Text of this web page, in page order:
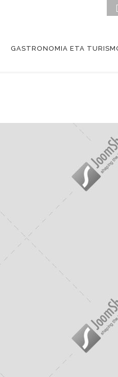
GASTRONOMIA ETA